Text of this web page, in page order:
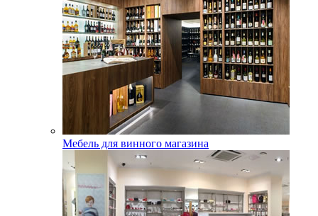
Мебель для винного магазина